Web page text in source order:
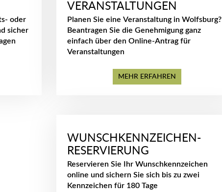
oder
sicher
VERANSTALTUNGEN
Planen Sie eine Veranstaltung in Wolfsburg?
Beantragen Sie die Genehmigung ganz
einfach über den Online-Antrag für
Veranstaltungen
MEHR ERFAHREN
WUNSCHKENNZEICHEN-
RESERVIERUNG
Reservieren Sie Ihr Wunschkennzeichen
online und sichern Sie sich bis zu zwei
Kennzeichen für 180 Tage